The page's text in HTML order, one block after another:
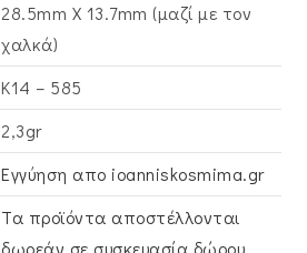
28.5mm X 13.7mm (μαζί με τον
χαλκά)
Κ14 – 585
2,3gr
Εγγύηση απο ioanniskosmima.gr
Τα προϊόντα αποστέλλονται